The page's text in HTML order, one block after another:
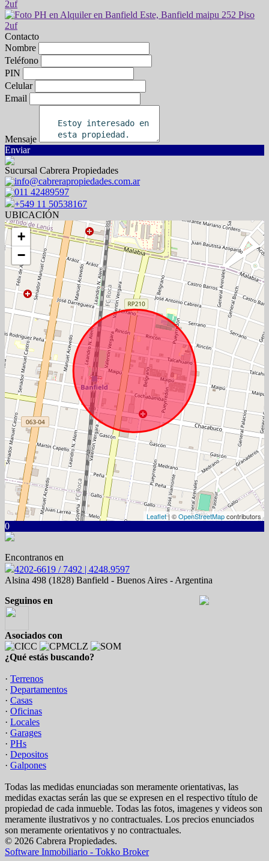
Contacto
Nombre
Teléfono
PIN
Celular
Email
Mensaje
Enviar
Sucursal Cabrera Propiedades
info@cabrerapropiedades.com.ar
011 42489597
+549 11 50538167
UBICACIÓN
+
−
Leaflet| ©OpenStreetMapcontributors
0
Encontranos en
4202-6619 / 7492 | 4248.9597
Alsina 498 (1828) Banfield - Buenos Aires - Argentina
Seguinos en
Asociados con
¿Qué estás buscando?
· Terrenos
· Departamentos
· Casas
· Oficinas
· Locales
· Garages
· PHs
· Depositos
· Galpones
Todas las medidas enunciadas son meramente orientativas, las
medidas exactas serán las que se expresen en el respectivo título de
propiedad de cada inmueble. Todas las fotos, imagenes y videos son
meramente ilustrativos y no contractuales. Los precios enunciados
son meramente orientativos y no contractuales.
© 2026 Cabrera Propiedades.
Software Inmobiliario - Tokko Broker